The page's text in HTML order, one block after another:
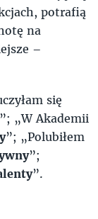
potrafią
na
–
się
”; „W Akademii
”; „Polubiłem
”;
”.